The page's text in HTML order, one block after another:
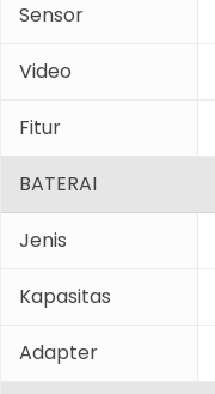
Sensor
Video
Fitur
BATERAI
Jenis
Kapasitas
Adapter